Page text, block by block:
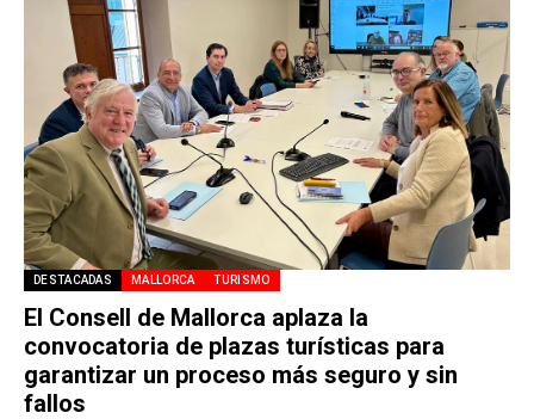
DESTACADAS MALLORCA TURISMO
El Consell de Mallorca aplaza la
convocatoria de plazas turísticas para
garantizar un proceso más seguro y sin
fallos